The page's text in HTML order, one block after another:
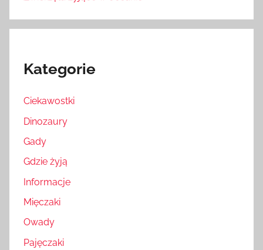
Kategorie
Ciekawostki
Dinozaury
Gady
Gdzie żyją
Informacje
Mięczaki
Owady
Pajęczaki